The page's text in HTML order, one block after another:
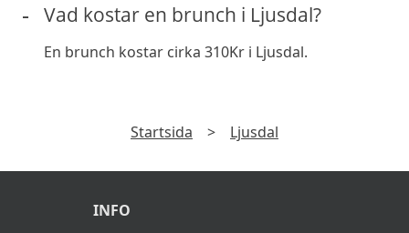
Vad kostar en brunch i Ljusdal?
En brunch kostar cirka 310Kr i Ljusdal.
Startsida > Ljusdal
INFO